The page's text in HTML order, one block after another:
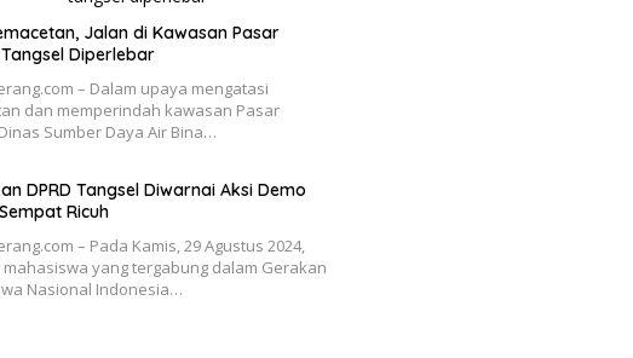
Jalan di Kawasan Pasar
Diperlebar
– Dalam upaya mengatasi
dan memperindah kawasan Pasar
Sumber Daya Air Bina…
DPRD Tangsel Diwarnai Aksi Demo
Ricuh
– Pada Kamis, 29 Agustus 2024,
yang tergabung dalam Gerakan
Nasional Indonesia…